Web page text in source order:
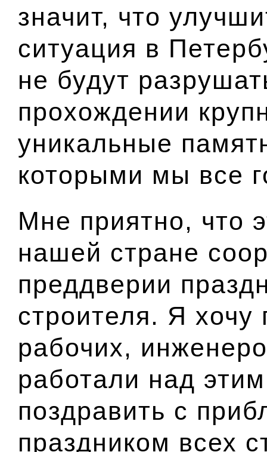
значит, что
ситуация в
не будут
прохождении
уникальные
которыми мы все
Мне приятно, что
нашей стране
преддверии
строителя. Я хочу
рабочих,
работали над
поздравить с
праздником всех